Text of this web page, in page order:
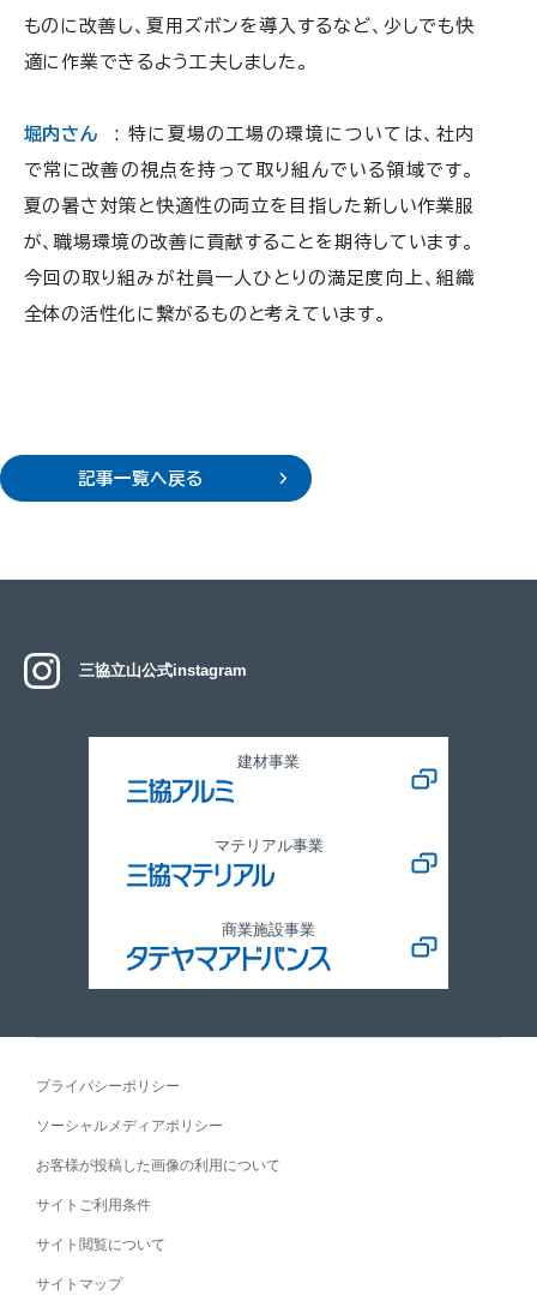
ものに改善し、夏用ズボンを導入するなど、少しでも快
適に作業できるよう工夫しました。
堀内さん
: 特に夏場の工場の環境については、社内
で常に改善の視点を持って取り組んでいる領域です。
夏の暑さ対策と快適性の両立を目指した新しい作業服
が、職場環境の改善に貢献することを期待しています。
今回の取り組みが社員一人ひとりの満足度向上、組織
全体の活性化に繋がるものと考えています。
記事一覧へ戻る
三協立山公式instagram
建材事業
マテリアル事業
商業施設事業
プライバシーポリシー
ソーシャルメディアポリシー
お客様が投稿した画像の利用について
サイトご利用条件
サイト閲覧について
サイトマップ